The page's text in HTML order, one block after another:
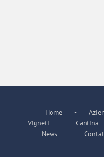
Home
Vigneti
Cantina
News